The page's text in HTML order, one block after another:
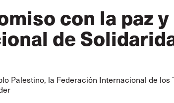
con la paz y
de
Palestino, la Federación Internacional de los